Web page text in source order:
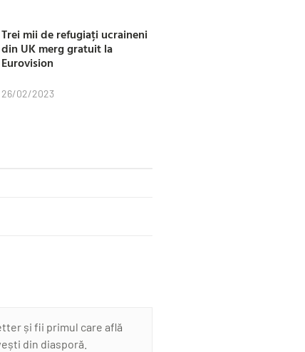
Trei mii de refugiați ucraineni
din UK merg gratuit la
Eurovision
26/02/2023
și fii primul care află
din diasporă.